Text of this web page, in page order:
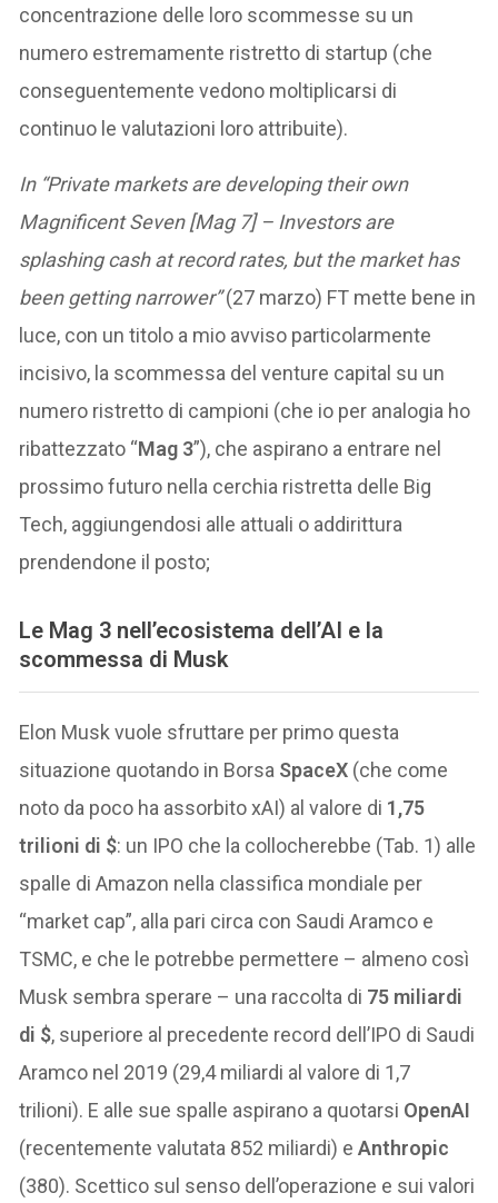
concentrazione delle loro scommesse su un
numero estremamente ristretto di startup (che
conseguentemente vedono moltiplicarsi di
continuo le valutazioni loro attribuite).
In “Private markets are developing their own
Magnificent Seven [Mag 7] – Investors are
splashing cash at record rates, but the market has
been getting narrower”(27 marzo) FT mette bene in
luce, con un titolo a mio avviso particolarmente
incisivo, la scommessa del venture capital su un
numero ristretto di campioni (che io per analogia ho
ribattezzato “Mag 3”), che aspirano a entrare nel
prossimo futuro nella cerchia ristretta delle Big
Tech, aggiungendosi alle attuali o addirittura
prendendone il posto;
Le Mag 3 nell’ecosistema dell’AI e la
scommessa di Musk
Elon Musk vuole sfruttare per primo questa
situazione quotando in Borsa SpaceX (che come
noto da poco ha assorbito xAI) al valore di 1,75
trilioni di $: un IPO che la collocherebbe (Tab. 1) alle
spalle di Amazon nella classifica mondiale per
“market cap”, alla pari circa con Saudi Aramco e
TSMC, e che le potrebbe permettere – almeno così
Musk sembra sperare – una raccolta di 75 miliardi
di $, superiore al precedente record dell’IPO di Saudi
Aramco nel 2019 (29,4 miliardi al valore di 1,7
trilioni). E alle sue spalle aspirano a quotarsi OpenAI
(recentemente valutata 852 miliardi) eAnthropic
(380). Scettico sul senso dell’operazione e sui valori